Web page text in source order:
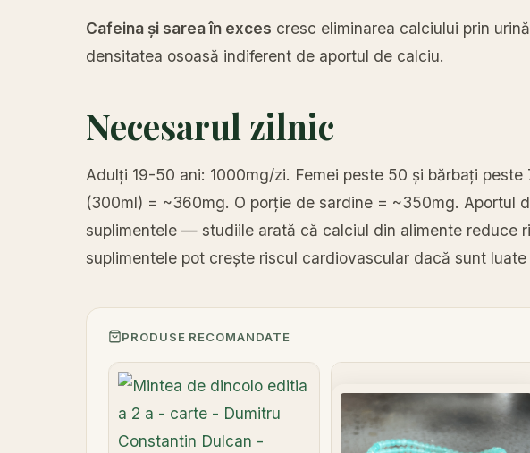
Cafeina și sarea în exces cresc eliminarea calciului prin
densitatea osoasă indiferent de aportul de calciu.
Necesarul zilnic
Adulți 19-50 ani: 1000mg/zi. Femei peste 50 și bărbați
(300ml) = ~360mg. O porție de sardine = ~350mg. Aportul
suplimentele — studiile arată că calciul din alimente reduce
suplimentele pot crește riscul cardiovascular dacă sunt luate
PRODUSE RECOMANDATE